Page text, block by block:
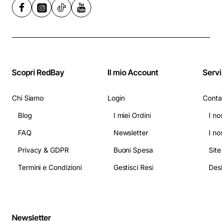
Scopri RedBay
Chi Siamo
Blog
FAQ
Privacy & GDPR
Termini e Condizioni
Il mio Account
Login
I miei Ordini
Newsletter
Buoni Spesa
Gestisci Resi
I
I
Newsletter